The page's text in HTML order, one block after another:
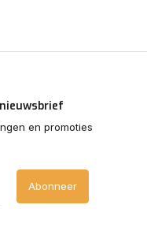
en promoties
Abonneer